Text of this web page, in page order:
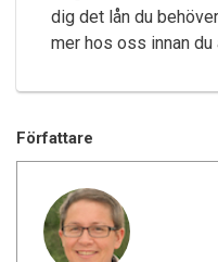
dig det lån du
mer hos oss innan du
Författare